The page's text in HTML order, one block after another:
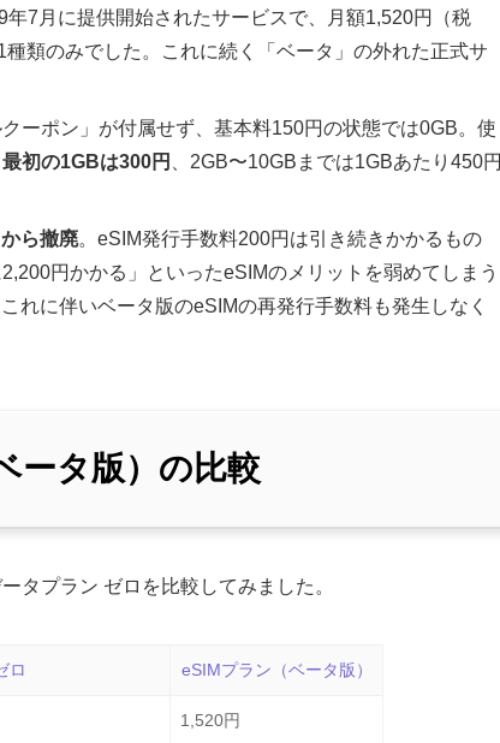
7月に提供開始されたサービスで、月額1,520円（税
類のみでした。これに続く「ベータ」の外れた正式サ
ーポン」が付属せず、基本料150円の状態では0GB。使
最初の1GBは300円
、2GB〜10GBまでは1GBあたり450円
ら撤廃。eSIM発行手数料200円は引き続きかかるもの
円かかる」といったeSIMのメリットを弱めてしまう
これに伴いベータ版のeSIMの再発行手数料も発生しなく
ータ版）の比較
タプラン ゼロを比較してみました。
ロ eSIMプラン（ベータ版）
1,520円